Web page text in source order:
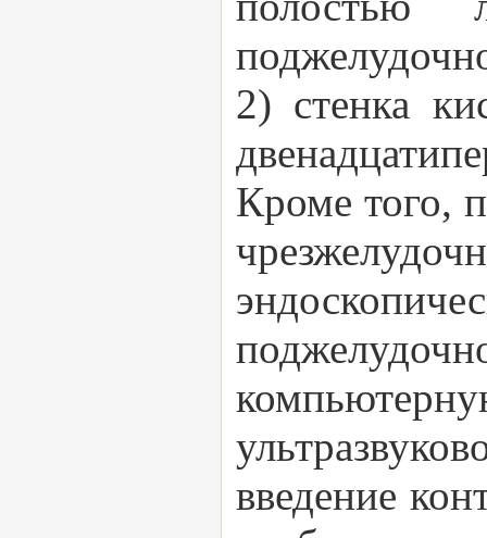
2) стенка
Кроме того,
введение